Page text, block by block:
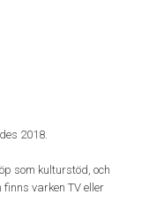
2018.
som kulturstöd, och
varken TV eller